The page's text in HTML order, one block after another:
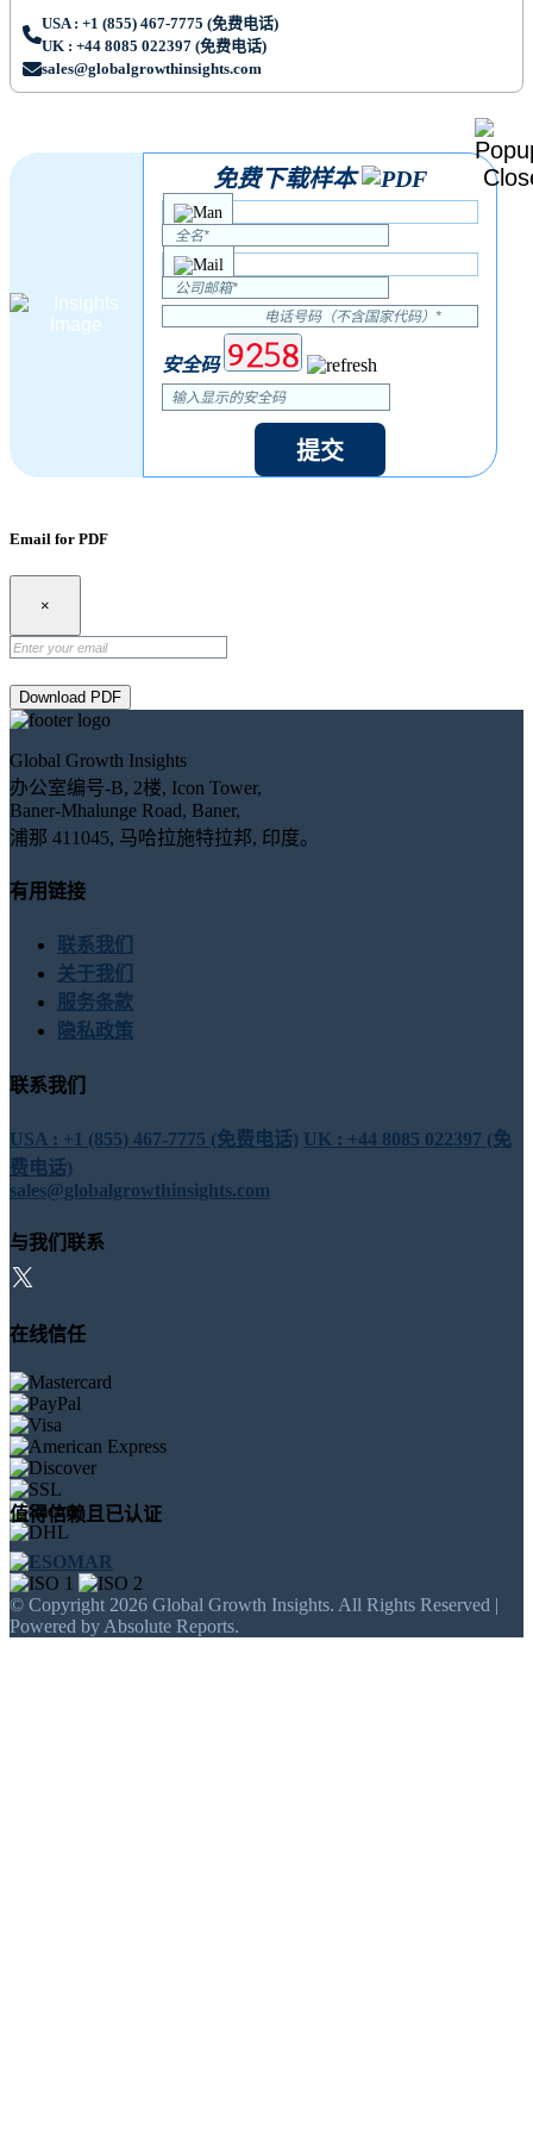
USA : +1 (855) 467-7775 (免费电话)
UK : +44 8085 022397 (免费电话)
sales@globalgrowthinsights.com
免费下载样本
安全码
提交
Email for PDF
×
Download PDF
Global Growth Insights
办公室编号-B, 2楼, Icon Tower,
Baner-Mhalunge Road, Baner,
浦那 411045, 马哈拉施特拉邦, 印度。
有用链接
联系我们
关于我们
服务条款
隐私政策
联系我们
USA : +1 (855) 467-7775 (免费电话) UK : +44 8085 022397 (免
费电话)
sales@globalgrowthinsights.com
与我们联系
在线信任
值得信赖且已认证
© Copyright 2026 Global Growth Insights. All Rights Reserved |
Powered by Absolute Reports.